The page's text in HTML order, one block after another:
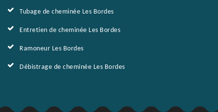
Tubage de cheminée Les Bordes
Entretien de cheminée Les Bordes
Ramoneur Les Bordes
Débistrage de cheminée Les Bordes